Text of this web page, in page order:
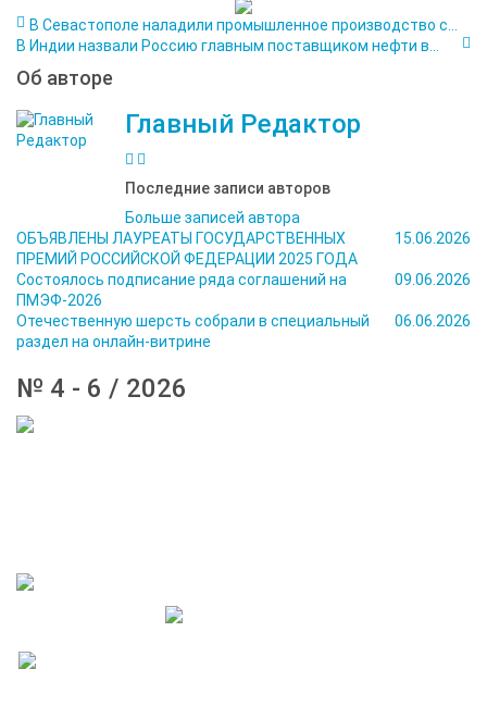
В Севастополе наладили промышленное производство с...
В Индии назвали Россию главным поставщиком нефти в...
Об авторе
Главный Редактор
Последние записи авторов
Больше записей автора
15.06.2026
ОБЪЯВЛЕНЫ ЛАУРЕАТЫ ГОСУДАРСТВЕННЫХ
ПРЕМИЙ РОССИЙСКОЙ ФЕДЕРАЦИИ 2025 ГОДА
09.06.2026
Состоялось подписание ряда соглашений на
ПМЭФ-2026
06.06.2026
Отечественную шерсть собрали в специальный
раздел на онлайн-витрине
№ 4 - 6 / 2026